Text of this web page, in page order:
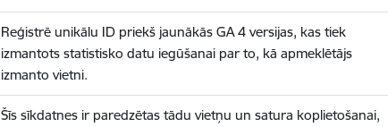
Reģistrē unikālu ID priekš jaunākās GA 4 versijas, kas tiek
izmantots statistisko datu iegūšanai par to, kā apmeklētājs
izmanto vietni.
Šīs sīkdatnes ir paredzētas tādu vietņu un satura koplietošanai,